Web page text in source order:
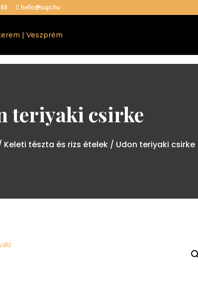
hello@supi.hu
teriyaki csirke
Keleti tészta és rizs ételek / Udon teriyaki csirke